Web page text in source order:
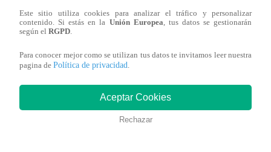
¿Por qué Nelly Rossinelli se volvió viral
Este sitio utiliza cookies para analizar el tráfico y personalizar
contenido. Si estás en la Unión Europea, tus datos se gestionarán
según el RGPD.
Para conocer mejor como se utilizan tus datos te invitamos leer nuestra
pagina de Política de privacidad.
Aceptar Cookies
Rechazar